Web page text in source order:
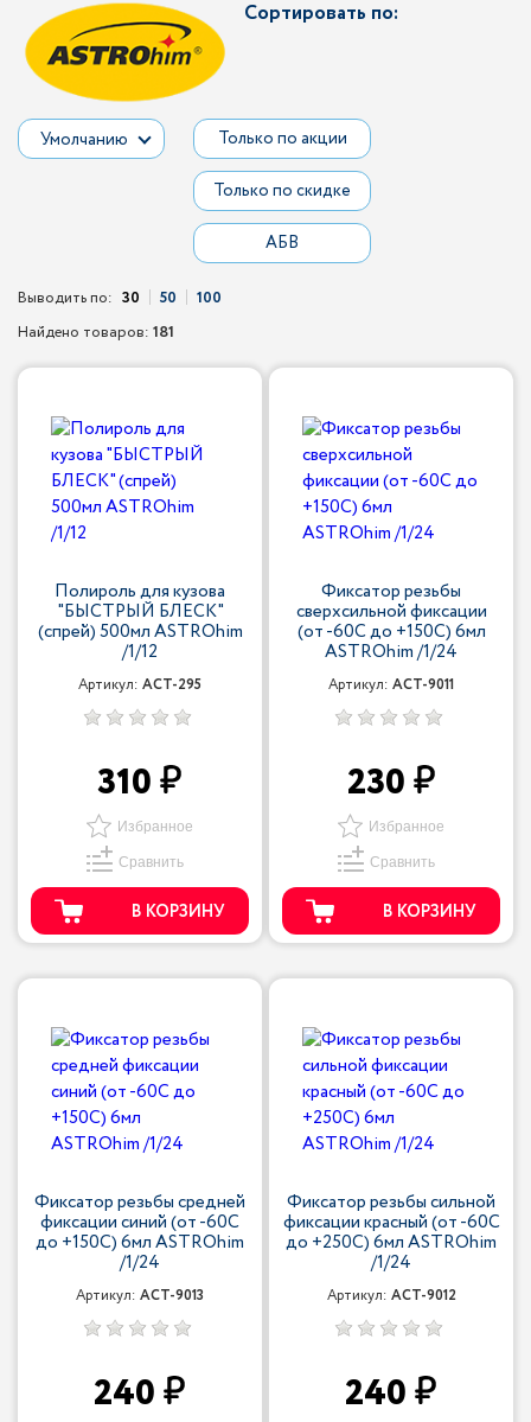
Сортировать по:
Умолчанию Только по акции
Только по скидке
АБВ
Выводить по: 30 50
100
Найдено товаров: 181
Полироль для кузова
"БЫСТРЫЙ БЛЕСК"
(спрей) 500мл ASTROhim
/1/12
Артикул: ACT-295
310
Избранное
Сравнить
В КОРЗИНУ
Фиксатор резьбы
сверхсильной фиксации
(от -60С до +150С) 6мл
ASTROhim /1/24
Артикул: ACT-9011
230
Избранное
Сравнить
В КОРЗИНУ
Фиксатор резьбы средней
фиксации синий (от -60С
до +150С) 6мл ASTROhim
/1/24
Артикул: ACT-9013
240
Фиксатор резьбы сильной
фиксации красный (от -60С
до +250С) 6мл ASTROhim
/1/24
Артикул: ACT-9012
240